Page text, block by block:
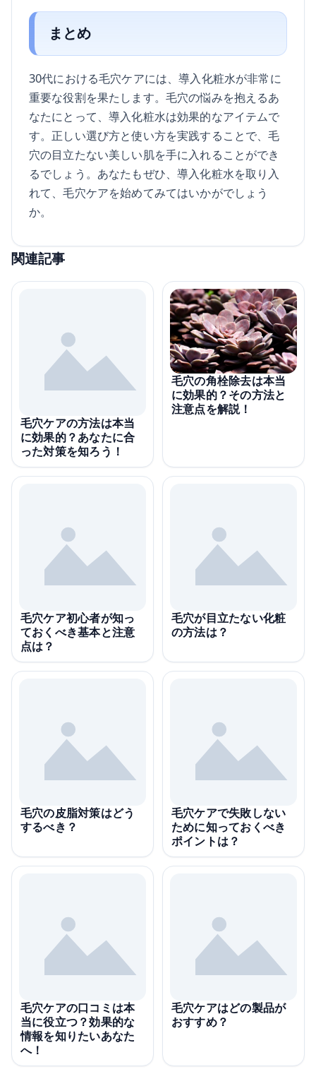
まとめ
30代における毛穴ケアには、導入化粧水が非常に
重要な役割を果たします。毛穴の悩みを抱えるあ
なたにとって、導入化粧水は効果的なアイテムで
す。正しい選び方と使い方を実践することで、毛
穴の目立たない美しい肌を手に入れることができ
るでしょう。あなたもぜひ、導入化粧水を取り入
れて、毛穴ケアを始めてみてはいかがでしょう
か。
関連記事
毛穴ケアの方法は本当
に効果的？あなたに合
った対策を知ろう！
毛穴の角栓除去は本当
に効果的？その方法と
注意点を解説！
毛穴ケア初心者が知っ
ておくべき基本と注意
点は？
毛穴が目立たない化粧
の方法は？
毛穴の皮脂対策はどう
するべき？
毛穴ケアで失敗しない
ために知っておくべき
ポイントは？
毛穴ケアの口コミは本
当に役立つ？効果的な
情報を知りたいあなた
へ！
毛穴ケアはどの製品が
おすすめ？